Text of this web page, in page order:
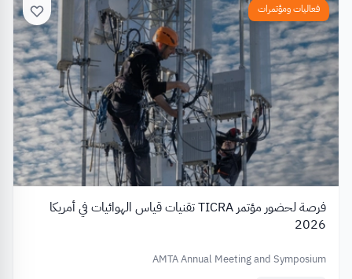
فعاليات ومؤتمرات
فرصة لحضور مؤتمر TICRA تقنيات قياس الهوائيات في أمريكا
2026
AMTA Annual Meeting and Symposium